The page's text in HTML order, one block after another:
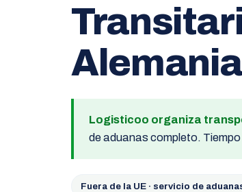
Logisticoo organiza
de aduanas completo.
Fuera de la UE · servicio de